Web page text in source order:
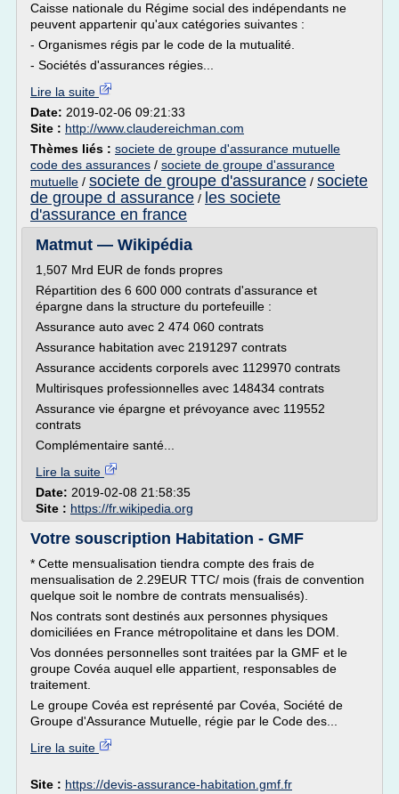
Caisse nationale du Régime social des indépendants ne
peuvent appartenir qu'aux catégories suivantes :
- Organismes régis par le code de la mutualité.
- Sociétés d'assurances régies...
Lire la suite
Date: 2019-02-06 09:21:33
Site : http://www.claudereichman.com
Thèmes liés : societe de groupe d'assurance mutuelle
code des assurances / societe de groupe d'assurance
mutuelle / societe de groupe d'assurance / societe
de groupe d assurance / les societe
d'assurance en france
Matmut — Wikipédia
1,507 Mrd EUR de fonds propres
Répartition des 6 600 000 contrats d'assurance et
épargne dans la structure du portefeuille :
Assurance auto avec 2 474 060 contrats
Assurance habitation avec 2191297 contrats
Assurance accidents corporels avec 1129970 contrats
Multirisques professionnelles avec 148434 contrats
Assurance vie épargne et prévoyance avec 119552
contrats
Complémentaire santé...
Lire la suite
Date: 2019-02-08 21:58:35
Site : https://fr.wikipedia.org
Votre souscription Habitation - GMF
* Cette mensualisation tiendra compte des frais de
mensualisation de 2.29EUR TTC/ mois (frais de convention
quelque soit le nombre de contrats mensualisés).
Nos contrats sont destinés aux personnes physiques
domiciliées en France métropolitaine et dans les DOM.
Vos données personnelles sont traitées par la GMF et le
groupe Covéa auquel elle appartient, responsables de
traitement.
Le groupe Covéa est représenté par Covéa, Société de
Groupe d'Assurance Mutuelle, régie par le Code des...
Lire la suite
Site : https://devis-assurance-habitation.gmf.fr